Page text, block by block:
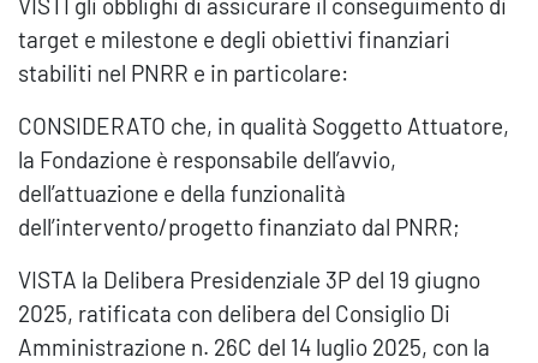
VISTI gli obblighi di assicurare il conseguimento di
target e milestone e degli obiettivi finanziari
stabiliti nel PNRR e in particolare:
CONSIDERATO che, in qualità Soggetto Attuatore,
la Fondazione è responsabile dell’avvio,
dell’attuazione e della funzionalità
dell’intervento/progetto finanziato dal PNRR;
VISTA la Delibera Presidenziale 3P del 19 giugno
2025, ratificata con delibera del Consiglio Di
Amministrazione n. 26C del 14 luglio 2025, con la